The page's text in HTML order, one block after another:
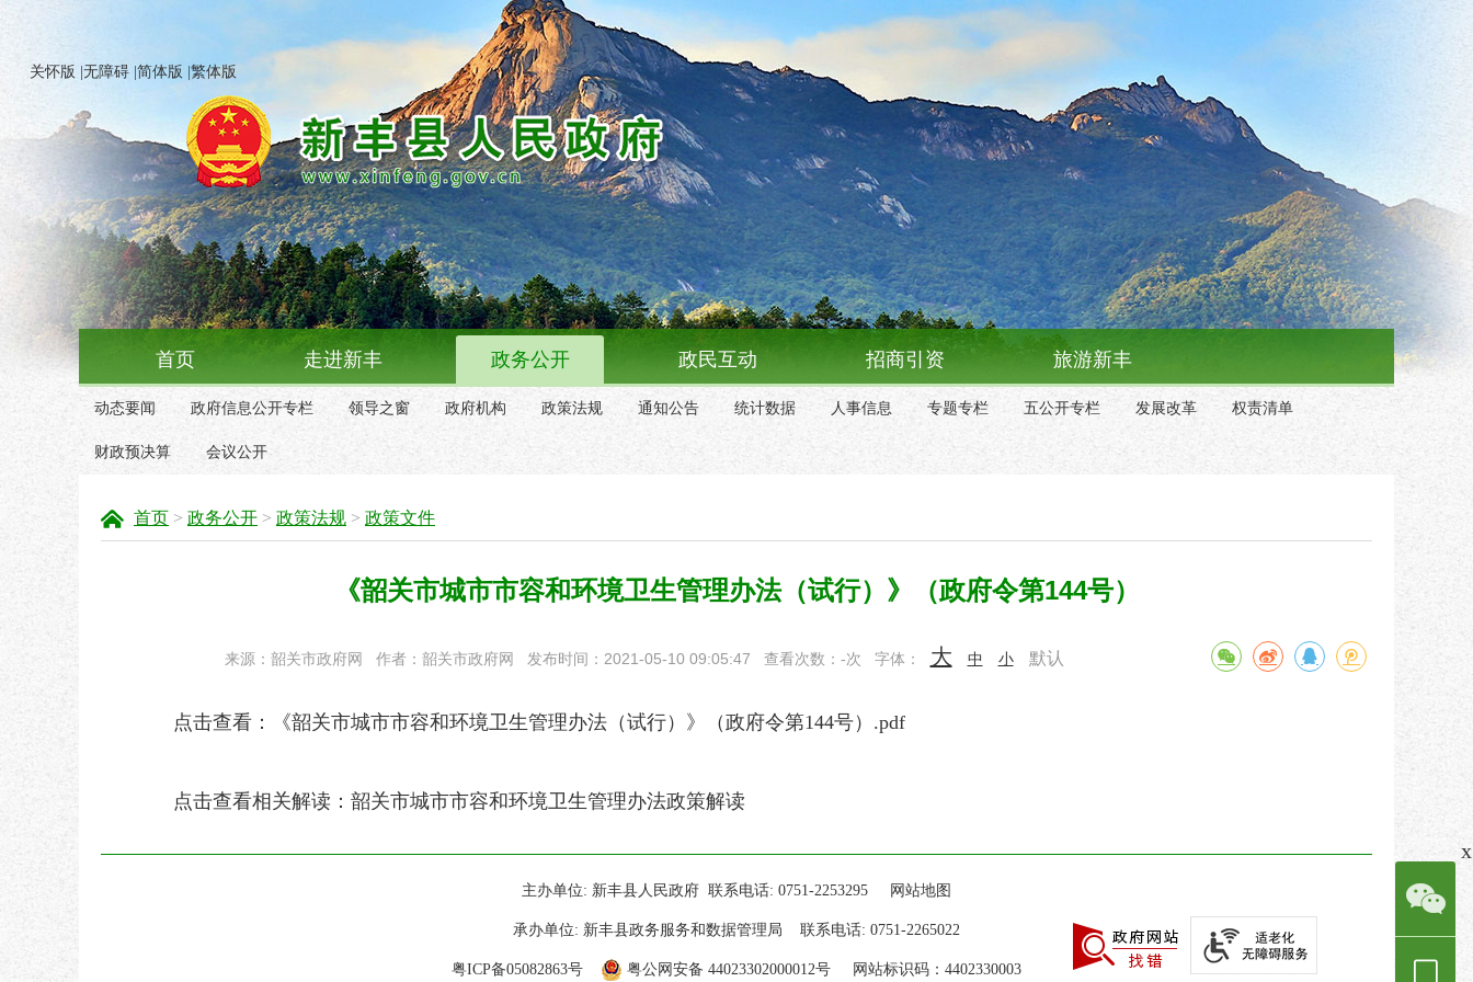
关怀版 无障碍 简体版 繁体版
首页 走进新丰 政务公开 政民互动 招商引资 旅游新丰
动态要闻 政府信息公开专栏 领导之窗 政府机构 政策法规 通知公告 统计数据 人事信息 专题专栏 五公开专栏 发展改革 权责清单
财政预决算 会议公开
首页 > 政务公开 > 政策法规 > 政策文件
《韶关市城市市容和环境卫生管理办法（试行）》（政府令第144号）
来源：韶关市政府网 作者：韶关市政府网 发布时间：2021-05-10 09:05:47 查看次数： -次 字体： 大 中 小 默认
点击查看： 《韶关市城市市容和环境卫生管理办法（试行）》（政府令第144号）.pdf
点击查看相关解读： 韶关市城市市容和环境卫生管理办法政策解读
主办单位: 新丰县人民政府 联系电话: 0751-2253295 网站地图
承办单位: 新丰县政务服务和数据管理局 联系电话: 0751-2265022
粤ICP备05082863号 粤公网安备 44023302000012号 网站标识码：4402330003
x